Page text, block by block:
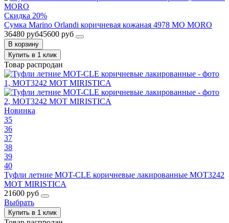
Скидка 20%
Сумка Marino Orlandi коричневая кожаная 4978 MO MORO
36480 руб45600 руб
В корзину
Купить в 1 клик
Товар распродан
Новинка
35
36
37
38
39
40
Туфли летние MOT-CLE коричневые лакированные MOT3242
MOT MIRISTICA
21600 руб
Выбрать
Купить в 1 клик